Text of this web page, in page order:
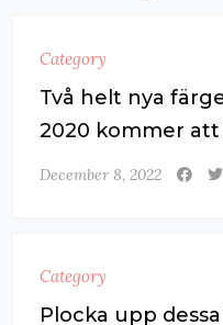
Category
Två helt nya
2020 kommer
December 8, 2022
Category
Plocka upp